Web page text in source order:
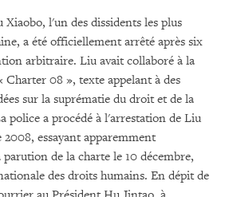
Xiaobo, l'un des dissidents les plus
a été officiellement arrêté après six
arbitraire. Liu avait collaboré à la
Charter 08 », texte appelant à des
sur la suprématie du droit et de la
police a procédé à l'arrestation de Liu
2008, essayant apparemment
parution de la charte le 10 décembre,
des droits humains. En dépit de